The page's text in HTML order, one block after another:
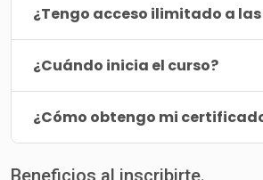
¿Tengo acceso ilimitado a
¿Cuándo inicia el curso?
¿Cómo obtengo mi
Beneficios al inscribirte.